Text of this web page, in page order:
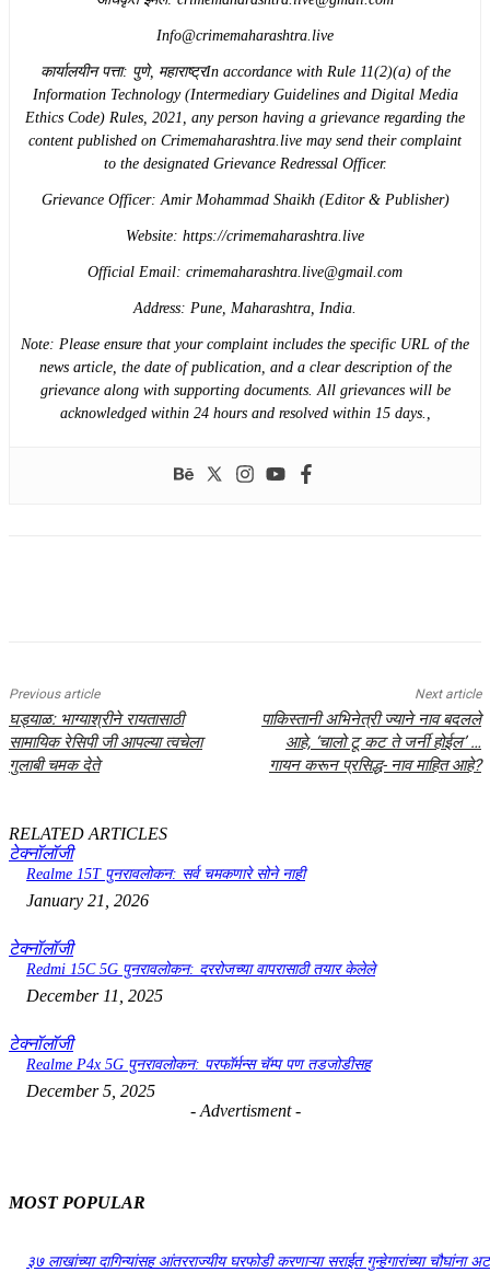
Info@crimemaharashtra.live
​कार्यालयीन पत्ता: पुणे, महाराष्ट्रIn accordance with Rule 11(2)(a) of the
Information Technology (Intermediary Guidelines and Digital Media
Ethics Code) Rules, 2021, any person having a grievance regarding the
content published on Crimemaharashtra.live may send their complaint
to the designated Grievance Redressal Officer.
​Grievance Officer: Amir Mohammad Shaikh (Editor & Publisher)
​Website: https://crimemaharashtra.live
​Official Email: crimemaharashtra.live@gmail.com
​Address: Pune, Maharashtra, India.
​Note: Please ensure that your complaint includes the specific URL of the
news article, the date of publication, and a clear description of the
grievance along with supporting documents. All grievances will be
acknowledged within 24 hours and resolved within 15 days.,
Previous article
घड्याळ: भाग्याश्रीने रायतासाठी
सामायिक रेसिपी जी आपल्या त्वचेला
गुलाबी चमक देते
Next article
पाकिस्तानी अभिनेत्री ज्याने नाव बदलले
आहे, ‘चालो टू कट ते जर्नी होईल’ …
गायन करून प्रसिद्ध- नाव माहित आहे?
RELATED ARTICLES
टेक्नॉलॉजी
Realme 15T पुनरावलोकन: सर्व चमकणारे सोने नाही
January 21, 2026
टेक्नॉलॉजी
Redmi 15C 5G पुनरावलोकन: दररोजच्या वापरासाठी तयार केलेले
December 11, 2025
टेक्नॉलॉजी
Realme P4x 5G पुनरावलोकन: परफॉर्मन्स चॅम्प पण तडजोडीसह
December 5, 2025
- Advertisment -
MOST POPULAR
३७ लाखांच्या दागिन्यांसह आंतरराज्यीय घरफोडी करणाऱ्या सराईत गुन्हेगारांच्या चौघांना